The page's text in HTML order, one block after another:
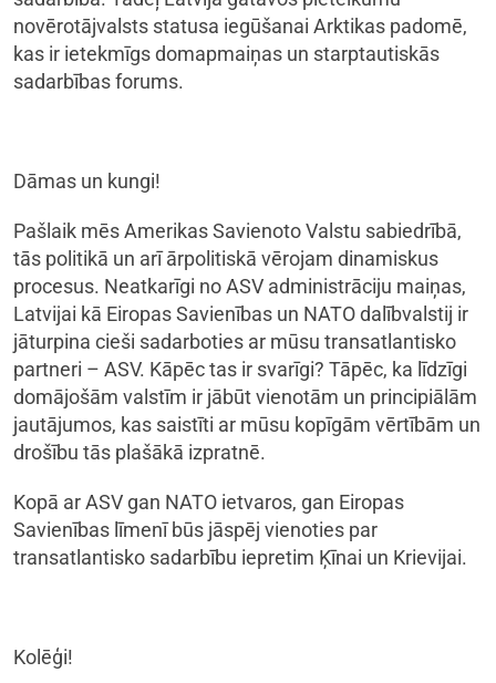
novērotājvalsts statusa iegūšanai Arktikas padomē,
kas ir ietekmīgs domapmaiņas un starptautiskās
sadarbības forums.
Dāmas un kungi!
Pašlaik mēs Amerikas Savienoto Valstu sabiedrībā,
tās politikā un arī ārpolitiskā vērojam dinamiskus
procesus. Neatkarīgi no ASV administrāciju maiņas,
Latvijai kā Eiropas Savienības un NATO dalībvalstij ir
jāturpina cieši sadarboties ar mūsu transatlantisko
partneri – ASV. Kāpēc tas ir svarīgi? Tāpēc, ka līdzīgi
domājošām valstīm ir jābūt vienotām un principiālām
jautājumos, kas saistīti ar mūsu kopīgām vērtībām un
drošību tās plašākā izpratnē.
Kopā ar ASV gan NATO ietvaros, gan Eiropas
Savienības līmenī būs jāspēj vienoties par
transatlantisko sadarbību iepretim Ķīnai un Krievijai.
Kolēģi!